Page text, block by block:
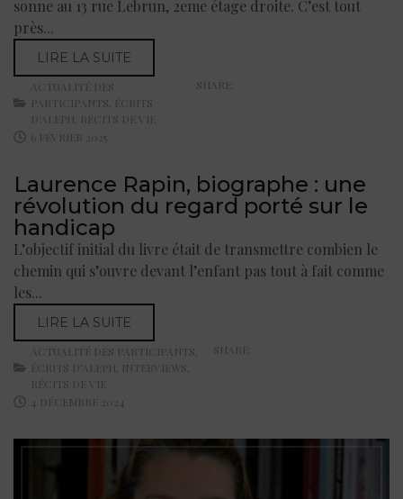
sonne au 13 rue Lebrun, 2eme étage droite. C’est tout
près...
LIRE LA SUITE
ACTUALITÉ DES
PARTICIPANTS ÉCRITS
D'ALEPH RÉCITS DE VIE
6 FÉVRIER 2025
SHARE:
Laurence Rapin, biographe : une
révolution du regard porté sur le
handicap
L’objectif initial du livre était de transmettre combien le
chemin qui s’ouvre devant l’enfant pas tout à fait comme
les...
LIRE LA SUITE
ACTUALITÉ DES PARTICIPANTS
ÉCRITS D'ALEPH INTERVIEWS
RÉCITS DE VIE
4 DÉCEMBRE 2024
SHARE: